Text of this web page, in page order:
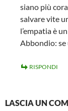
siano più
salvare vite
l’empatia è
Abbondio: se
RISPONDI
LASCIA UN